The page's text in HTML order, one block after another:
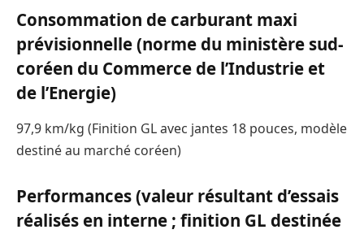
Consommation de carburant maxi
prévisionnelle (norme du ministère sud-
coréen du Commerce de l’Industrie et
de l’Energie)
97,9 km/kg (Finition GL avec jantes 18 pouces, modèle
destiné au marché coréen)
Performances (valeur résultant d’essais
réalisés en interne ; finition GL destinée